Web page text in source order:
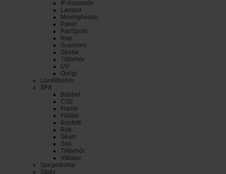
IP-Klassade
Lampor
Movingheads
Paket
Par/Spots
Rep
Scanners
Strobe
Tillbehör
UV
Övrigt
Ljustillbehör
SFX
Bubbel
CO2
Flame
Fläktar
Konfetti
Rök
Skum
Snö
Tillbehör
Vätskor
Spegelbollar
Stativ